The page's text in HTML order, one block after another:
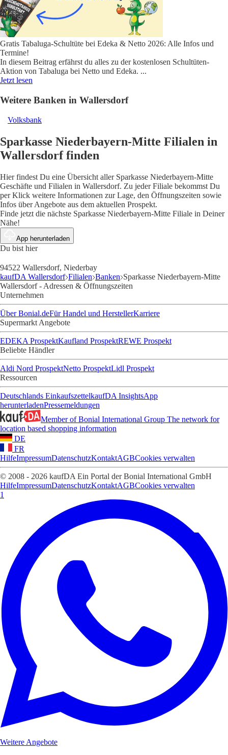
Gratis Tabaluga-Schultüte bei Edeka & Netto 2026: Alle Infos und
Termine!
In diesem Beitrag erfährst du alles zu der kostenlosen Schultüten-
Aktion von Tabaluga bei Netto und Edeka. ...
Jetzt lesen
Weitere Banken in Wallersdorf
Volksbank
Sparkasse Niederbayern-Mitte Filialen in
Wallersdorf finden
Hier findest Du eine Übersicht aller Sparkasse Niederbayern-Mitte
Geschäfte und Filialen in Wallersdorf. Zu jeder Filiale bekommst Du
per Klick weitere Informationen zur Lage, den Öffnungszeiten sowie
Infos über Angebote aus dem aktuellen Prospekt.
Finde jetzt die nächste Sparkasse Niederbayern-Mitte Filiale in Deiner
Nähe!
App herunterladen
Du bist hier
94522 Wallersdorf, Niederbay
kaufDA Wallersdorf Filialen Banken Sparkasse Niederbayern-Mitte
Wallersdorf - Adressen & Öffnungszeiten
Unternehmen
Über Bonial.deFür Handel und HerstellerKarriere
Supermarkt Angebote
EDEKA ProspektKaufland ProspektREWE Prospekt
Beliebte Händler
Aldi Nord ProspektNetto ProspektLidl Prospekt
Ressourcen
Deutschlands EinkaufszettelkaufDA InsightsApp
herunterladenPressemeldungen
Member of Bonial International Group The network for
location based shopping information
DE
FR
HilfeImpressumDatenschutzKontaktAGBCookies verwalten
© 2008 - 2026 kaufDA Ein Portal der Bonial International GmbH
HilfeImpressumDatenschutzKontaktAGBCookies verwalten
1
Weitere Angebote